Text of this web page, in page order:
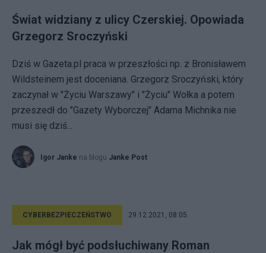
Świat widziany z ulicy Czerskiej. Opowiada
Grzegorz Sroczyński
Dziś w Gazeta.pl praca w przeszłości np. z Bronisławem
Wildsteinem jest doceniana. Grzegorz Sroczyński, który
zaczynał w "Życiu Warszawy" i "Życiu" Wołka a potem
przeszedł do "Gazety Wyborczej" Adama Michnika nie
musi się dziś...
Igor Janke na blogu Janke Post
CYBERBEZPIECZEŃSTWO 29.12.2021, 08:05
Jak mógł być podsłuchiwany Roman